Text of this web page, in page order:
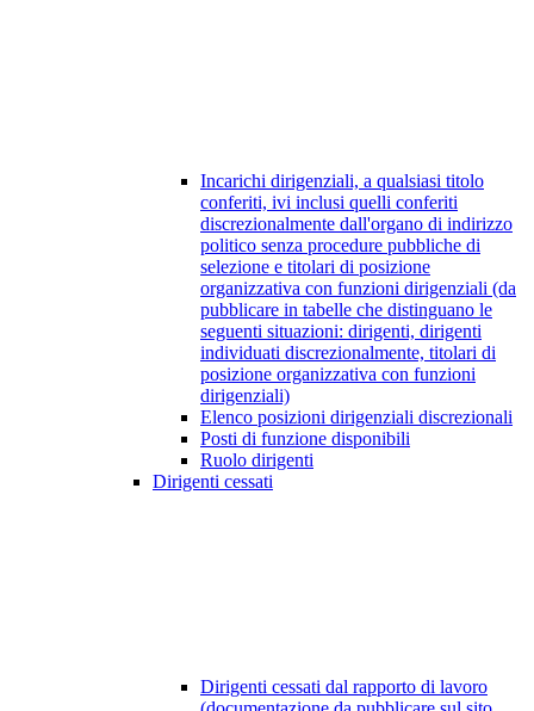
Incarichi dirigenziali, a qualsiasi titolo
conferiti, ivi inclusi quelli conferiti
discrezionalmente dall'organo di indirizzo
politico senza procedure pubbliche di
selezione e titolari di posizione
organizzativa con funzioni dirigenziali (da
pubblicare in tabelle che distinguano le
seguenti situazioni: dirigenti, dirigenti
individuati discrezionalmente, titolari di
posizione organizzativa con funzioni
dirigenziali)
Elenco posizioni dirigenziali discrezionali
Posti di funzione disponibili
Ruolo dirigenti
Dirigenti cessati
Dirigenti cessati dal rapporto di lavoro